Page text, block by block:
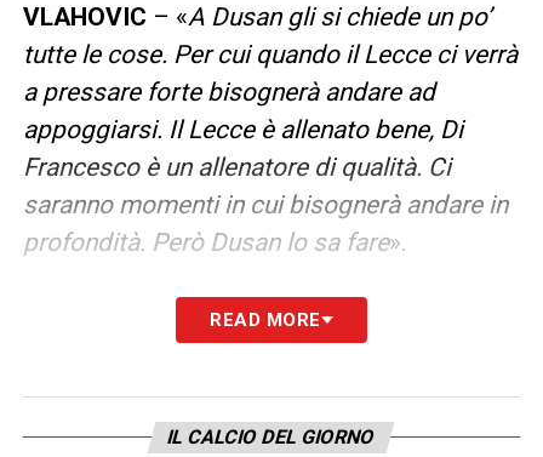
VLAHOVIC – «A Dusan gli si chiede un po’
tutte le cose. Per cui quando il Lecce ci verrà
a pressare forte bisognerà andare ad
appoggiarsi. Il Lecce è allenato bene, Di
Francesco è un allenatore di qualità. Ci
saranno momenti in cui bisognerà andare in
profondità. Però Dusan lo sa fare».
LA PLAYLIST DELLE NOSTRE TOP NEWS
READ MORE
IL CALCIO DEL GIORNO